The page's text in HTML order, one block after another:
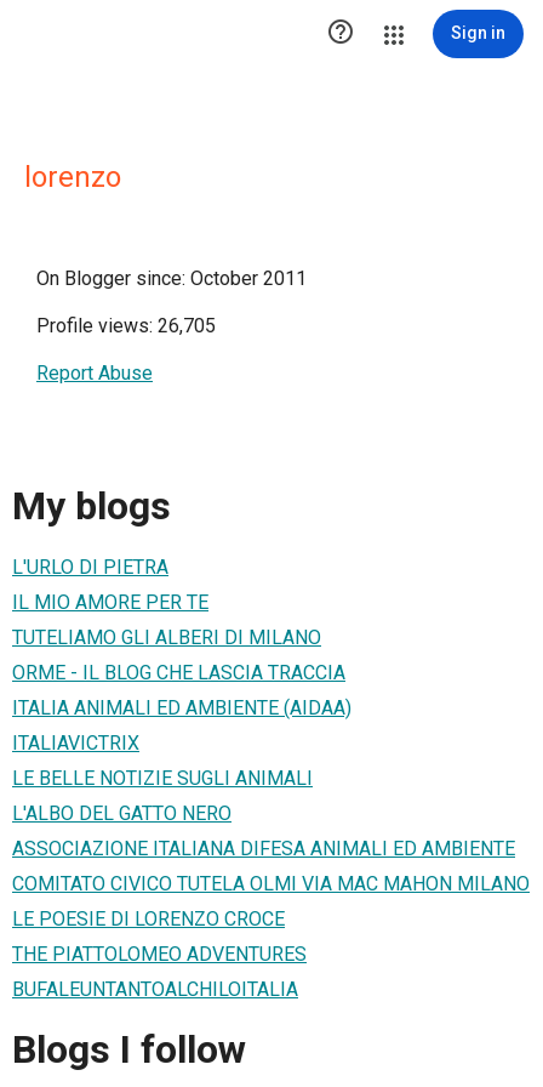
 Sign in
lorenzo
On Blogger since: October 2011
Profile views: 26,705
Report Abuse
My blogs
L'URLO DI PIETRA
IL MIO AMORE PER TE
TUTELIAMO GLI ALBERI DI MILANO
ORME - IL BLOG CHE LASCIA TRACCIA
ITALIA ANIMALI ED AMBIENTE (AIDAA)
ITALIAVICTRIX
LE BELLE NOTIZIE SUGLI ANIMALI
L'ALBO DEL GATTO NERO
ASSOCIAZIONE ITALIANA DIFESA ANIMALI ED AMBIENTE
COMITATO CIVICO TUTELA OLMI VIA MAC MAHON MILANO
LE POESIE DI LORENZO CROCE
THE PIATTOLOMEO ADVENTURES
BUFALEUNTANTOALCHILOITALIA
Blogs I follow